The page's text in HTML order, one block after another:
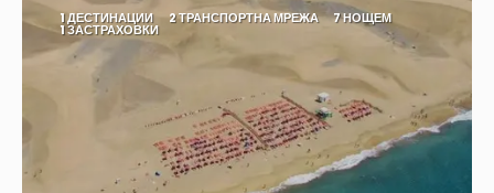
1 ДЕСТИНАЦИИ 2 ТРАНСПОРТНА МРЕЖА 7 НОЩЕМ
1 ЗАСТРАХОВКИ